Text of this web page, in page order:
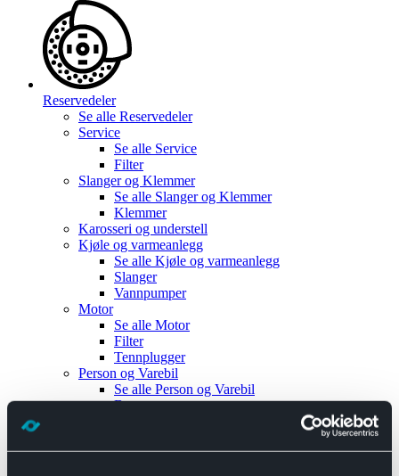
Reservedeler
Se alle Reservedeler
Service
Se alle Service
Filter
Slanger og Klemmer
Se alle Slanger og Klemmer
Klemmer
Karosseri og understell
Kjøle og varmeanlegg
Se alle Kjøle og varmeanlegg
Slanger
Vannpumper
Motor
Se alle Motor
Filter
Tennplugger
Person og Varebil
Se alle Person og Varebil
Brems
Motor og drivverk